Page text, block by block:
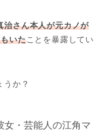
治さん本人が元カノが
いたことを暴露してい
うか？
・芸能人の江角マ